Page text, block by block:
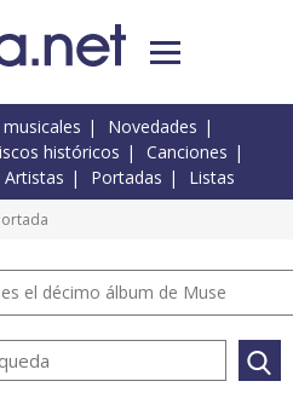
Novedades
históricos
Canciones
Artistas Portadas Listas
el décimo álbum de Muse